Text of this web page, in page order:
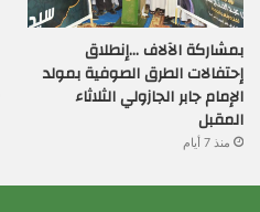
بمشاركة الآلاف …إنطلاق
إحتفالات الطرق الصوفية بمولد
الإمام جابر الجازولي الثلاثاء
المقبل
منذ 7 أيام